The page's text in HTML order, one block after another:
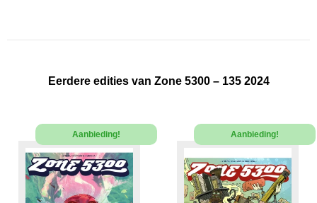
Eerdere edities van Zone 5300 – 135 2024
Aanbieding! Aanbieding!